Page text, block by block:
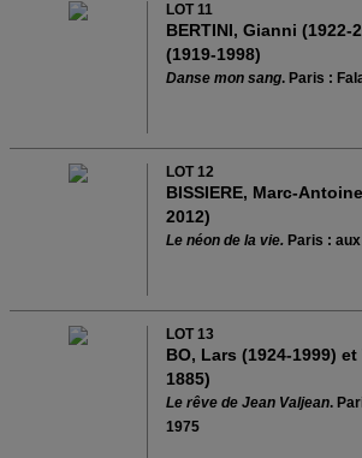
LOT 11
BERTINI, Gianni (1922-
(1919-1998)
Danse mon sang. Paris :
LOT 12
BISSIERE, Marc-
2012)
Le néon de la vie. Paris :
LOT 13
BO, Lars (1924-1999)
1885)
Le rêve de Jean Valjean.
1975